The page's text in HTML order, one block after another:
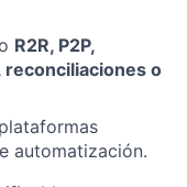
R2R, P2P,
o
automatización.